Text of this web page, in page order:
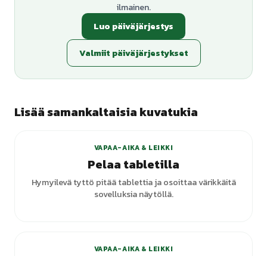
ilmainen.
Luo päiväjärjestys
Valmiit päiväjärjestykset
Lisää samankaltaisia kuvatukia
VAPAA-AIKA & LEIKKI
Pelaa tabletilla
Hymyilevä tyttö pitää tablettia ja osoittaa värikkäitä
sovelluksia näytöllä.
VAPAA-AIKA & LEIKKI